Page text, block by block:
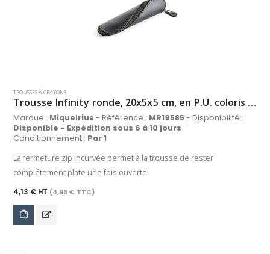
TROUSSES À CRAYONS
Trousse Infinity ronde, 20x5x5 cm, en P.U. coloris noir
Marque : Miquelrius - Référence : MR19585 - Disponibilité :
Disponible - Expédition sous 6 à 10 jours -
Conditionnement : Par 1
La fermeture zip incurvée permet à la trousse de rester
complétement plate une fois ouverte.
4,13 € HT (4,96 € TTC)